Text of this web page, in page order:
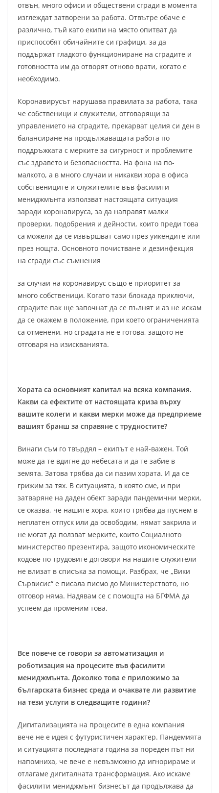
отвън, много офиси и обществени сгради в момента
изглеждат затворени за работа. Отвътре обаче е
различно, тъй като екипи на място опитват да
приспособят обичайните си графици, за да
поддържат гладкото функциониране на сградите и
готовността им да отворят отново врати, когато е
необходимо.
Коронавирусът нарушава правилата за работа, така
че собственици и служители, отговарящи за
управлението на сградите, прекарват целия си ден в
балансиране на продължаващата работа по
поддръжката с мерките за сигурност и проблемите
със здравето и безопасността. На фона на по-
малкото, а в много случаи и никакви хора в офиса
собствениците и служителите във фасилити
мениджмънта използват настоящата ситуация
заради коронавируса, за да направят малки
проверки, подобрения и дейности, които преди това
са можели да се извършват само през уикендите или
през нощта. Основното почистване и дезинфекция
на сгради със съмнения
за случаи на коронавирус също е приоритет за
много собственици. Когато тази блокада приключи,
сградите пак ще започнат да се пълнят и аз не искам
да се окажем в положение, при което ограниченията
са отменени, но сградата не е готова, защото не
отговаря на изискванията.
Хората са основният капитал на всяка компания.
Какви са ефектите от настоящата криза върху
вашите колеги и какви мерки може да предприеме
вашият бранш за справяне с трудностите?
Винаги съм го твърдял – екипът е най-важен. Той
може да те вдигне до небесата и да те забие в
земята. Затова трябва да си пазим хората. И да се
грижим за тях. В ситуацията, в която сме, и при
затваряне на даден обект заради пандемични мерки,
се оказва, че нашите хора, които трябва да пуснем в
неплатен отпуск или да освободим, нямат закрила и
не могат да ползват мерките, които Социалното
министерство презентира, защото икономическите
кодове по трудовите договори на нашите служители
не влизат в списъка за помощи. Разбрах, че „Вики
Сървисис“ е писала писмо до Министерството, но
отговор няма. Надявам се с помощта на БГФМА да
успеем да променим това.
Все повече се говори за автоматизация и
роботизация на процесите във фасилити
мениджмънта. Доколко това е приложимо за
българската бизнес среда и очаквате ли развитие
на тези услуги в следващите години?
Дигитализацията на процесите в една компания
вече не е идея с футуристичен характер. Пандемията
и ситуацията последната година за пореден път ни
напомниха, че вече е невъзможно да игнорираме и
отлагаме дигиталната трансформация. Ако искаме
фасилити мениджмънт бизнесът да продължава да